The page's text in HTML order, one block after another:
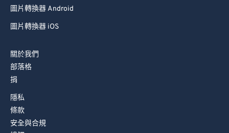
圖片轉換器 Android
圖片轉換器 iOS
關於我們
部落格
捐
隱私
條款
安全與合規